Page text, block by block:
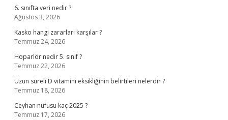
6. sınıfta veri nedir ?
Ağustos 3, 2026
Kasko hangi zararları karşılar ?
Temmuz 24, 2026
Hoparlör nedir 5. sınıf ?
Temmuz 22, 2026
Uzun süreli D vitamini eksikliğinin belirtileri nelerdir ?
Temmuz 18, 2026
Ceyhan nüfusu kaç 2025 ?
Temmuz 17, 2026